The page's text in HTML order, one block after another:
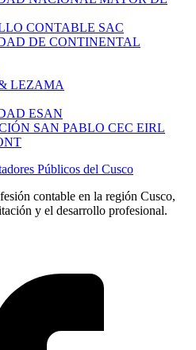
Públicos del Cusco
contable en la región Cusco,
y el desarrollo profesional.